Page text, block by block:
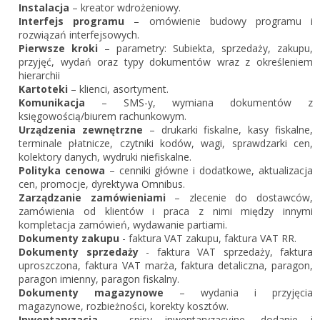
Instalacja – kreator wdrożeniowy.
Interfejs programu – omówienie budowy programu i
rozwiązań interfejsowych.
Pierwsze kroki – parametry: Subiekta, sprzedaży, zakupu,
przyjęć, wydań oraz typy dokumentów wraz z określeniem
hierarchii
Kartoteki – klienci, asortyment.
Komunikacja – SMS-y, wymiana dokumentów z
księgowością/biurem rachunkowym.
Urządzenia zewnętrzne – drukarki fiskalne, kasy fiskalne,
terminale płatnicze, czytniki kodów, wagi, sprawdzarki cen,
kolektory danych, wydruki niefiskalne.
Polityka cenowa – cenniki główne i dodatkowe, aktualizacja
cen, promocje, dyrektywa Omnibus.
Zarządzanie zamówieniami – zlecenie do dostawców,
zamówienia od klientów i praca z nimi między innymi
kompletacja zamówień, wydawanie partiami.
Dokumenty zakupu - faktura VAT zakupu, faktura VAT RR.
Dokumenty sprzedaży- faktura VAT sprzedaży, faktura
uproszczona, faktura VAT marża, faktura detaliczna, paragon,
paragon imienny, paragon fiskalny.
Dokumenty magazynowe – wydania i przyjęcia
magazynowe, rozbieżności, korekty kosztów.